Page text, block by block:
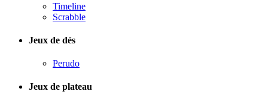
Timeline
Scrabble
Jeux de dés
Perudo
Jeux de plateau